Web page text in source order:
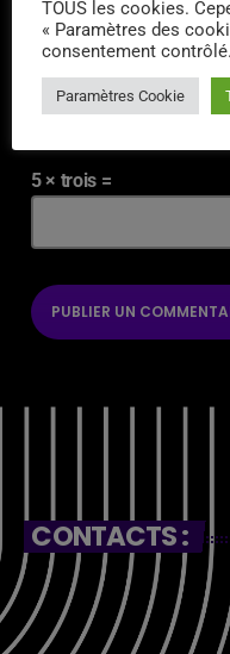
NAVIGATEUR POUR MON
5 × trois =
CONTACTS :
TOUS les cookies.
« Paramètres des
consentement contrôlé.
Paramètres Cookie